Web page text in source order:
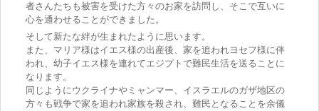
者さんたちも被害を受けた方々のお家を訪問し、そこで互いに
心を通わせることができました。
そして新たな絆が生まれたように思います。
また、マリア様はイエス様の出産後、家を追われヨセフ様に伴
われ、幼子イエス様を連れてエジプトで難民生活を送ることに
なります。
同じようにウクライナやミャンマー、イスラエルのガザ地区の
方々も戦争で家を追われ家族を殺され、難民となることを余儀